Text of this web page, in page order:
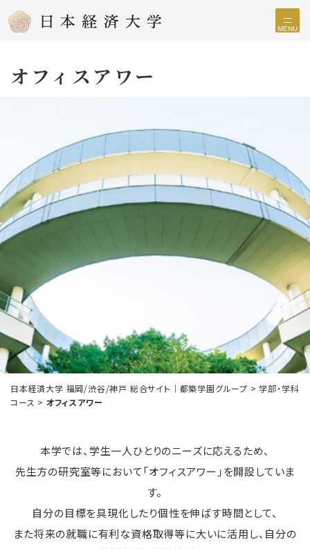
MENU
オフィスアワー
日本経済大学 福岡/渋谷/神戸 総合サイト｜都築学園グループ > 学部・学科
コース > オフィスアワー
本学では、学生一人ひとりのニーズに応えるため、
先生方の研究室等において「オフィスアワー」を開設していま
す。
自分の目標を具現化したり個性を伸ばす時間として、
また将来の就職に有利な資格取得等に大いに活用し、自分の